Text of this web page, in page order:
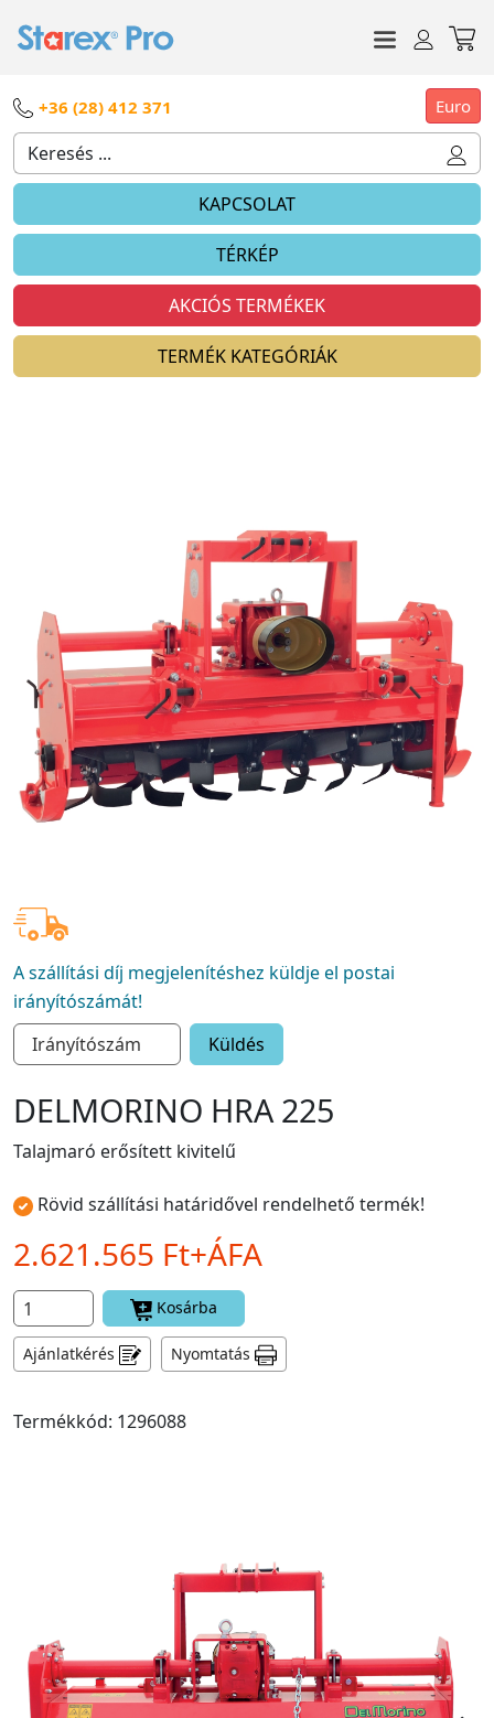
+36 (28) 412 371 Euro
KAPCSOLAT
TÉRKÉP
AKCIÓS TERMÉKEK
TERMÉK KATEGÓRIÁK
A szállítási díj megjelenítéshez küldje el postai
irányítószámát!
Küldés
DELMORINO HRA 225
Talajmaró erősített kivitelű
Rövid szállítási határidővel rendelhető termék!
2.621.565 Ft+ÁFA
Kosárba
Ajánlatkérés Nyomtatás
Termékkód: 1296088